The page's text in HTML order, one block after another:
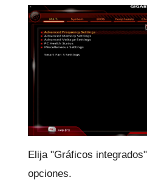
Elija "Gráficos
opciones.